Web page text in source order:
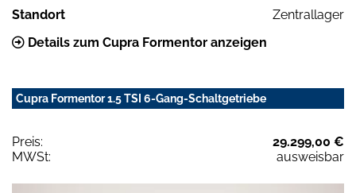
Standort
Zentrallager
Details zum Cupra Formentor anzeigen
Cupra Formentor 1.5 TSI 6-Gang-Schaltgetriebe
Preis:
29.299,00 €
MWSt:
ausweisbar